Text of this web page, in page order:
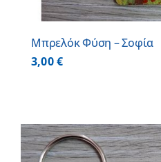
Μπρελόκ Φύση – Σοφία
3,00€